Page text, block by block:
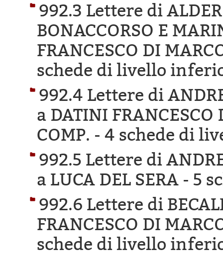
992.3 Lettere di
BONACCORSO E
FRANCESCO DI
schede di livello
992.4 Lettere di
a DATINI FRANCESCO
COMP. - 4 schede di
992.5 Lettere di
a LUCA DEL SERA - 5
992.6 Lettere di
FRANCESCO DI
schede di livello